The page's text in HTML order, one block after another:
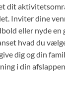
dit
Inviter dine
eller nyde en
hvad du
dig og din
i din